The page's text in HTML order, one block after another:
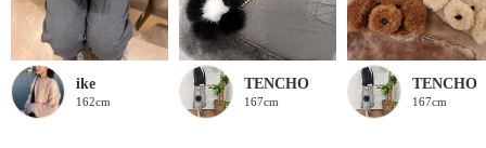
ike
162cm
TENCHO
167cm
TENCHO
167cm